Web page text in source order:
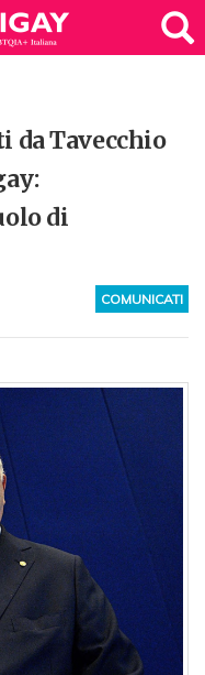
da Tavecchio
di
COMUNICATI